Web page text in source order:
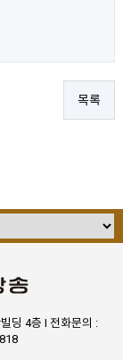
목록
딩 4층 I 전화문의 :